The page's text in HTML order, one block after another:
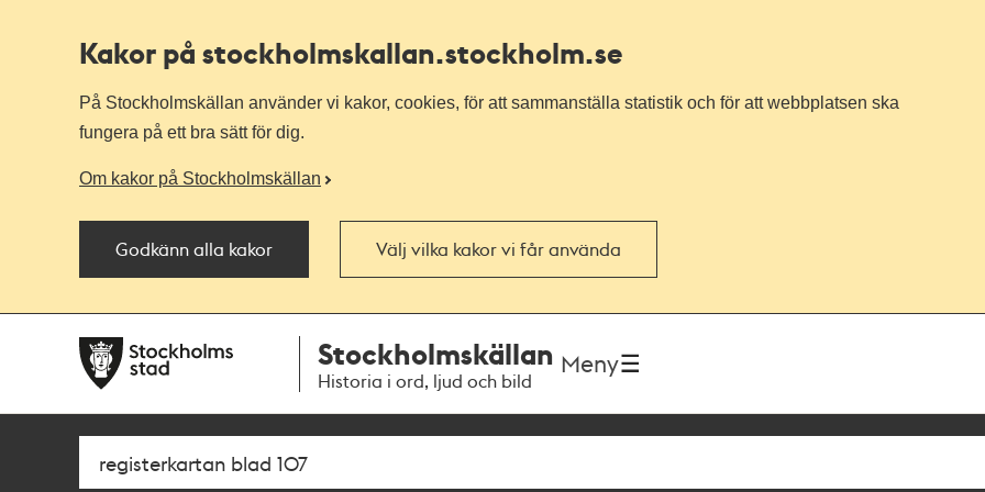
Kakor på stockholmskallan.stockholm.se
På Stockholmskällan använder vi kakor, cookies, för att sammanställa statistik och för att webbplatsen ska
fungera på ett bra sätt för dig.
Om kakor på Stockholmskällan
Godkänn alla kakor Välj vilka kakor vi får använda
navigationen
huvudinnehållet
Stockholmskällan
Historia i ord, ljud och bild
Meny
Sök